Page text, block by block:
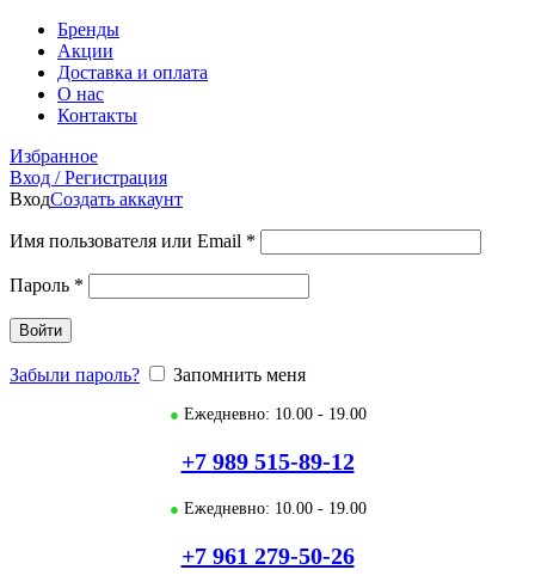
Бренды
Акции
Доставка и оплата
О нас
Контакты
Избранное
Вход / Регистрация
ВходСоздать аккаунт
Имя пользователя или Email *
Пароль *
Войти
Забыли пароль? Запомнить меня
● Ежедневно: 10.00 - 19.00
+7 989 515-89-12
● Ежедневно: 10.00 - 19.00
+7 961 279-50-26